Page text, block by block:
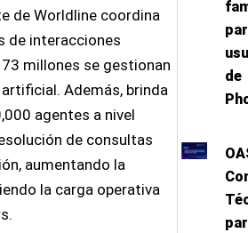
de Worldline coordina
de interacciones
millones se gestionan
Además, brinda
agentes a nivel
de consultas
aumentando la
la carga operativa
de